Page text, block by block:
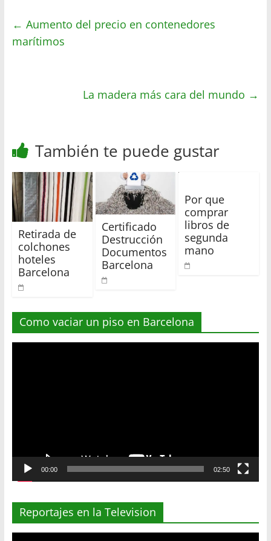
s
A
t
e
b
a
r
← Aumento del precio en contenedores
marítimos
La madera más cara del mundo →
También te puede gustar
Retirada de
colchones
hoteles
Barcelona
Certificado
Destrucción
Documentos
Barcelona
Por que
comprar
libros de
segunda
mano
Como vaciar un piso en Barcelona
00:00 02:50
Reportajes en la Television